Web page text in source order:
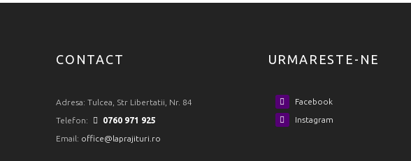
CONTACT
Adresa: Tulcea, Str Libertatii, Nr. 84
Telefon:
0760 971 925
Email: office@laprajituri.ro
URMARESTE-NE
Facebook
Instagram